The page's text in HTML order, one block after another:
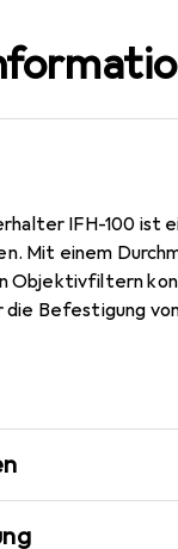
IFH-100 ist
Mit einem
Objektivfiltern
Befestigung
nur 71 Gramm ist